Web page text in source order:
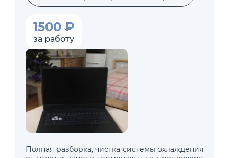
1500 ₽
за работу
Полная разборка, чистка системы охлаждения